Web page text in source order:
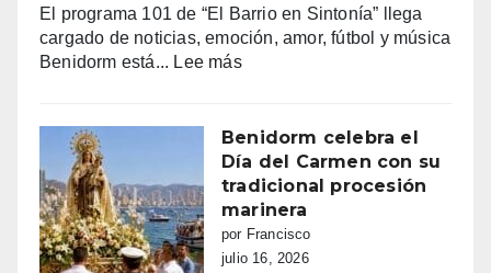
siguen
haciendo
El programa 101 de “El Barrio en Sintonía” llega
cargado de noticias, emoción, amor, fútbol y música
Benidorm está... Lee más:
la
euforia
y
la
alarma:
comercios
Benidorm celebra el
Día del Carmen con su
tradicional procesión
marinera
por Francisco
julio 16, 2026